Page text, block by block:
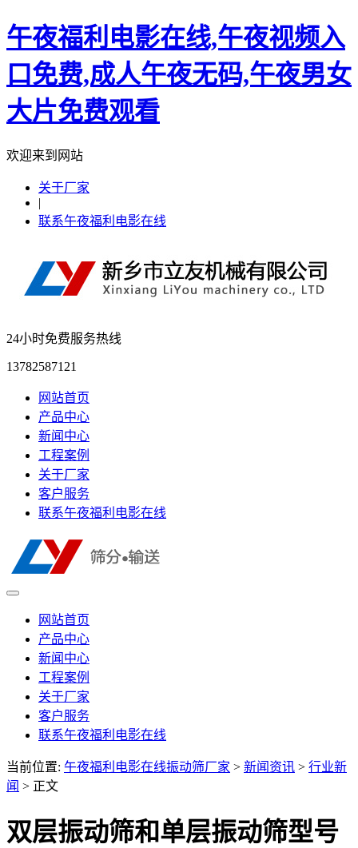
午夜福利电影在线,午夜视频入
口免费,成人午夜无码,午夜男女
大片免费观看
欢迎来到网站
关于厂家
|
联系午夜福利电影在线
24小时免费服务热线
13782587121
网站首页
产品中心
新闻中心
工程案例
关于厂家
客户服务
联系午夜福利电影在线
网站首页
产品中心
新闻中心
工程案例
关于厂家
客户服务
联系午夜福利电影在线
当前位置: 午夜福利电影在线振动筛厂家 > 新闻资讯 > 行业新
闻 > 正文
双层振动筛和单层振动筛型号